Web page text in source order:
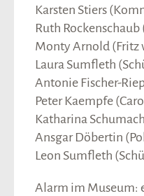
Karsten Stiers
Ruth
Monty Arnold (Fritz
Laura Sumfleth
Antonie Fischer-
Peter Kaempfe
Katharina
Ansgar Döbertin
Leon Sumfleth
Alarm im Museum: